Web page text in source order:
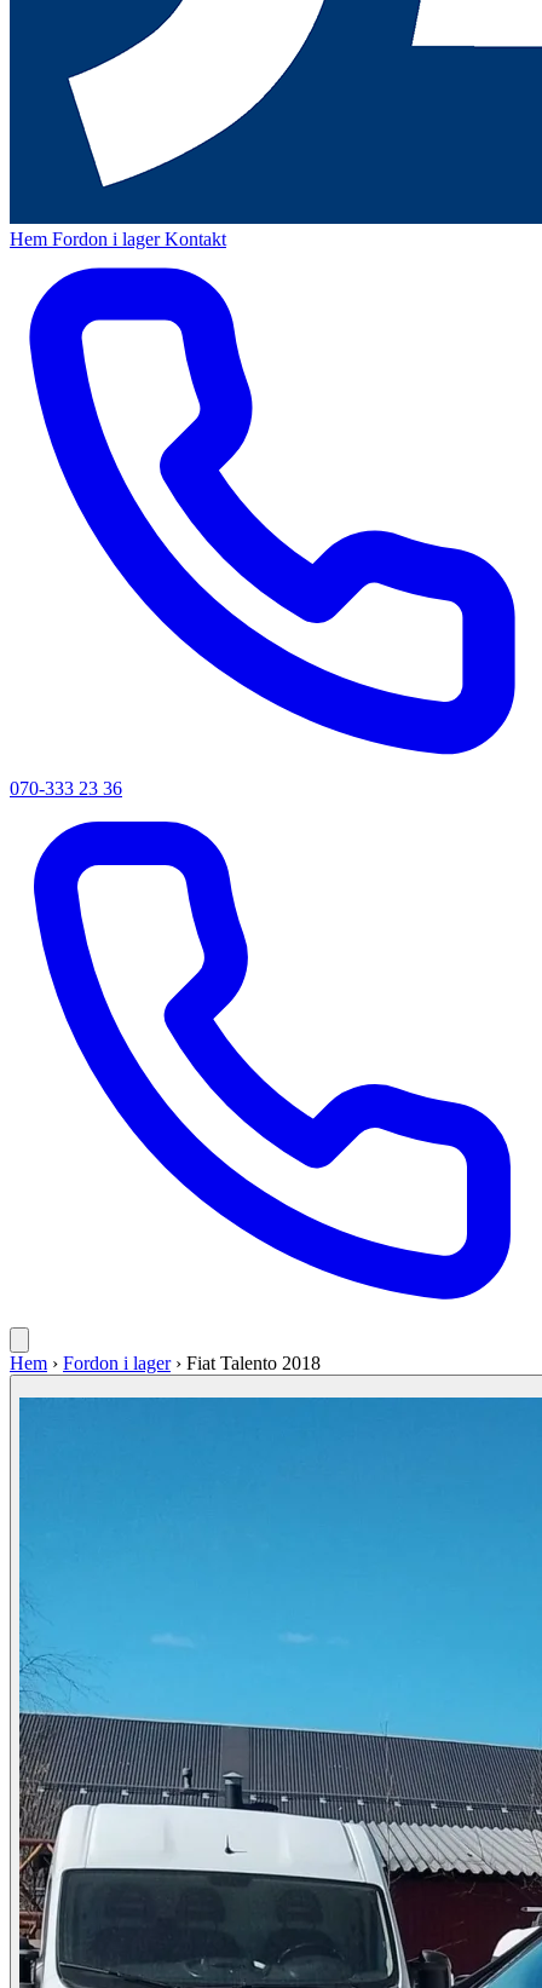
Hem Fordon i lagerKontakt
070-333 23 36
Hem › Fordon i lager › Fiat Talento 2018